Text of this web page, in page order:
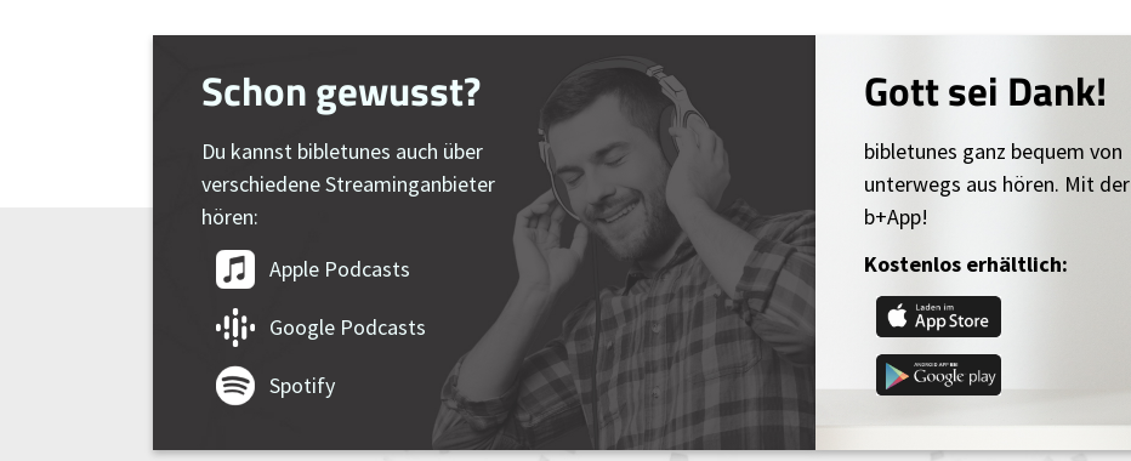
Schon gewusst?
Du kannst bibletunes auch über
verschiedene Streaminganbieter
hören:
Apple Podcasts
Google Podcasts
Spotify
Gott sei Dank!
bibletunes ganz bequem von
unterwegs aus hören. Mit der
b+App!
Kostenlos erhältlich: